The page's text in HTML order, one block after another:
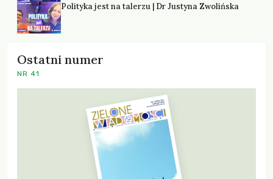
Polityka jest na talerzu | Dr Justyna Zwolińska
Ostatni numer
NR 41